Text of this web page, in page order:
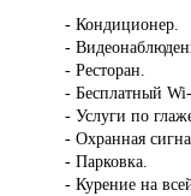
- Кондиционер.
-
- Ресторан.
- Бесплатный
- Услуги по
- Охранная
- Парковка.
- Курение на